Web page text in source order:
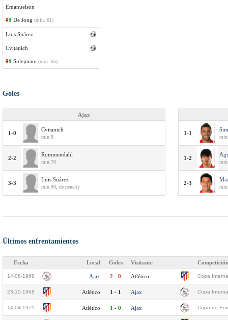
Emanuelson
De Jong (min. 81)
Luis Suárez
Cvitanich
Sulejmani (min. 65)
Goles
Ajax
1-0
Cvitanich
min.8
2-2
Rommendahl
min.70
3-3
Luis Suárez
min.90, de penalty
1-1
1-2
2-3
Últimos enfrentamientos
Fecha Local Goles Visitante Competición
14-08-1968 Ajax 2 - 0 Atlético Copa
23-10-1968 Atlético 1 - 1 Ajax Copa
14-04-1971 Atlético 1 - 0 Ajax Copa de